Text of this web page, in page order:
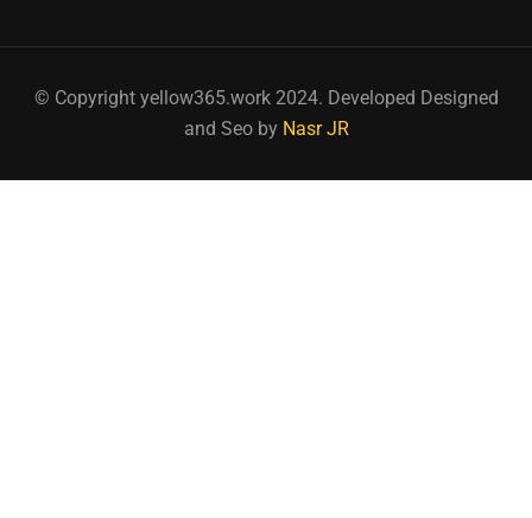
© Copyright yellow365.work 2024. Developed Designed
and Seo by Nasr JR